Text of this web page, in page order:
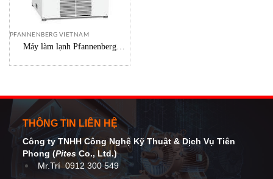
PFANNENBERG VIETNAM
Máy làm lạnh Pfannenberg
THÔNG TIN LIÊN HỆ
Công ty TNHH Công Nghệ Kỹ Thuật& Dịch Vụ Tiên
Phong (Pites Co., Ltd.)
Mr.Trí 0912 300 549